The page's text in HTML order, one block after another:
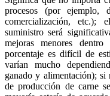
procesos (por ejemplo,
comercialización, etc.);
suministro será
mejoras menores
porcentaje es difícil de
varían mucho
ganado y alimentación); si
de producción de carne